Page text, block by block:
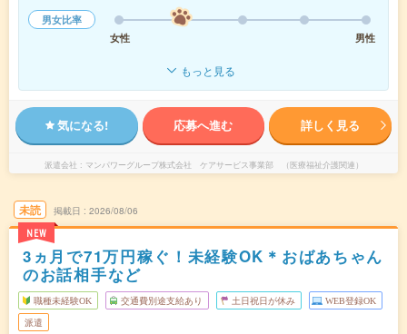
男女比率
女性
男性
もっと見る
気になる! 応募へ進む 詳しく見る
派遣会社 マンパワーグループ株式会社 ケアサービス事業部 （医療福祉介護関連）
未読
NEW
掲載日 2026/08/06
3ヵ月で71万円稼ぐ！未経験OK＊おばあちゃん
のお話相手など
職種未経験OK 交通費別途支給あり 土日祝日が休み WEB登録OK
派遣